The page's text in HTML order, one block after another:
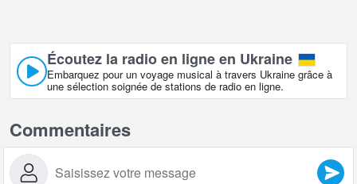
Écoutez la radio en ligne en Ukraine
Embarquez pour un voyage musical à travers Ukraine grâce à
une sélection soignée de stations de radio en ligne.
Commentaires